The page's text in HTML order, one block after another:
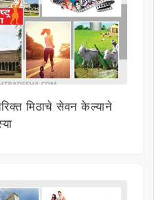
मिठाचे सेवन केल्याने